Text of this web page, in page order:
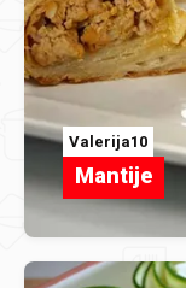
Valerija10
Mantije